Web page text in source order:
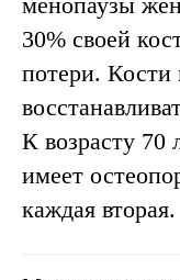
30% своей
потери. Кости
К возрасту 70
имеет
каждая вторая.